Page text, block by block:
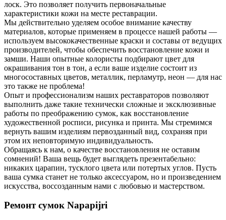
лоск. Это позволяет получить первоначальные
характеристики кожи на месте реставрации.
Мы действительно уделяем особое внимание качеству
материалов, которые применяем в процессе нашей работы —
используем высококачественные краски и составы от ведущих
производителей, чтобы обеспечить восстановление кожи и
замши. Наши опытные колористы подбирают цвет для
окрашивания тон в тон, а если ваше изделие состоит из
многосоставных цветов, металлик, перламутр, неон — для нас
это также не проблема!
Опыт и профессионализм наших реставраторов позволяют
выполнить даже такие технически сложные и эксклюзивные
работы по преображению сумок, как восстановление
художественной росписи, рисунка и принта. Мы стремимся
вернуть вашим изделиям первозданный вид, сохраняя при
этом их неповторимую индивидуальность.
Обращаясь к нам, о качестве восстановления не оставим
сомнений! Ваша вещь будет выглядеть презентабельно:
никаких царапин, тусклого цвета или потертых углов. Пусть
ваша сумка станет не только аксессуаром, но и произведением
искусства, воссозданным нами с любовью и мастерством.
Ремонт сумок Napapijri